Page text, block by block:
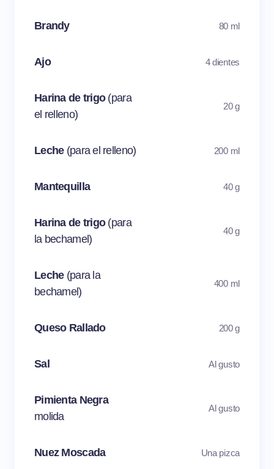
Brandy 80 ml
Ajo 4 dientes
Harina de trigo (para
el relleno)
20 g
Leche (para el relleno) 200 ml
Mantequilla 40 g
Harina de trigo (para
la bechamel)
40 g
Leche (para la
bechamel)
400 ml
Queso Rallado 200 g
Sal Al gusto
Pimienta Negra
molida
Al gusto
Nuez Moscada Una pizca